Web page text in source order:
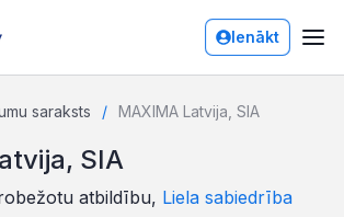
Ienākt
saraksts MAXIMA Latvija, SIA
SIA
atbildību, Liela sabiedrība